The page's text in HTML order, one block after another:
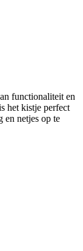
functionaliteit en
het kistje perfect
en netjes op te